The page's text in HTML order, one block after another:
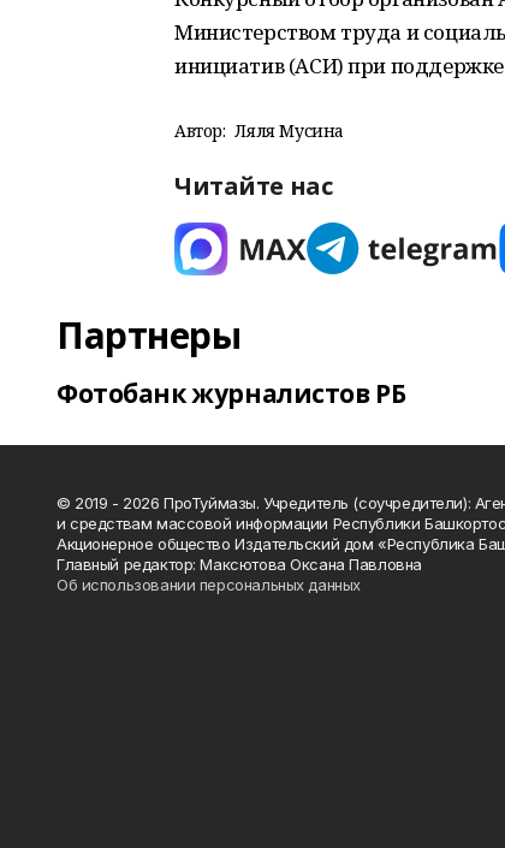
Министерством труда и
инициатив (АСИ) при
Автор: Ляля Мусина
Читайте нас
Партнеры
Фотобанк журналистов РБ
© 2019 - 2026 ПроТуймазы. Учредитель (соучредители):
и средствам массовой информации Республики
Акционерное общество Издательский дом «Республика
Главный редактор: Максютова Оксана Павловна
Об использовании персональных данных